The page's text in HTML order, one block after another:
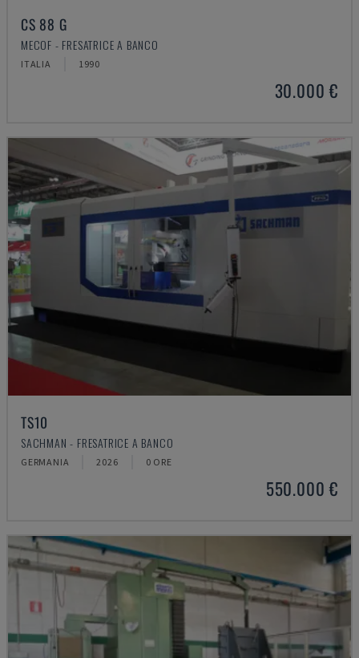
CS 88 G
MECOF - FRESATRICE A BANCO
ITALIA 1990
30.000 €
TS10
SACHMAN - FRESATRICE A BANCO
GERMANIA 2026 0 ORE
550.000 €